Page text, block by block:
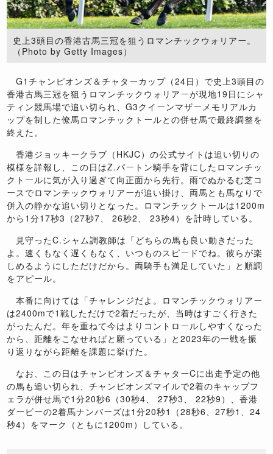
史上3頭目の香港古馬三冠を狙うロマンチックウォリアー。
（Photo by Getty Images）
G1チャンピオンズ＆チャターカップ（24日）で史上3頭目の
香港古馬三冠を狙うロマンチックウォリアーが現地19日にシャ
ティン競馬場で追い切られ、G3クイーンマザーメモリアルカ
ップを制した僚馬ロマンチックトールとの併せ馬で最終調整を
終えた。
香港ジョッキークラブ（HKJC）の公式サイトは追い切りの
模様を詳報し、この日はZ.パートン騎手を背にしたロマンチッ
クトールに気が入り過ぎて向正面から先行。雨でぬかるむ芝コ
ースでロマンチックウォリアーが追い掛け、両馬とも馬なりで
併入の静かな追い切りとなった。ロマンチックトールは1200m
から1分17秒3（27秒7、 26秒2、 23秒4）を計時している。
見守ったC.シャム調教師は「どちらの馬も良い動きだった
よ。速くもなく遅くもなく、いつものスピードでね。彼らが楽
しめるようにしただけだから。両騎手も満足していた」と順調
をアピール。
本番に向けては「チャレンジだよ。ロマンチックウォリアー
は2400mで1戦しただけで2着だったが、当時はすごく行きた
がったんだ。年を重ねて今はよりコントロールしやすくなった
から、距離をこなせればと願っている」と2023年の一戦を振
り返りながら距離を課題に挙げた。
なお、この日はチャンピオンズ＆チャターCに出走予定の他
の馬も追い切られ、チャンピオンズマイルで2着のキャップフ
ェラが併せ馬で1分20秒6（30秒4、 27秒3、 22秒9）、香港
ダービーの2着馬ナンバーズは1分20秒1（28秒6、27秒1、24
秒4）をマーク（ともに1200m）している。